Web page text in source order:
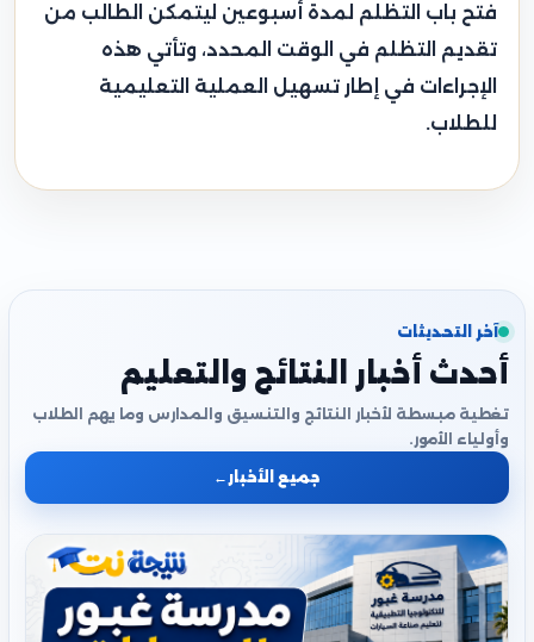
فتح باب التظلم لمدة أسبوعين ليتمكن الطالب من
تقديم التظلم في الوقت المحدد، وتأتي هذه
الإجراءات في إطار تسهيل العملية التعليمية
للطلاب.
آخر التحديثات
أحدث أخبار النتائج والتعليم
تغطية مبسطة لأخبار النتائج والتنسيق والمدارس وما يهم الطلاب
وأولياء الأمور.
جميع الأخبار ←